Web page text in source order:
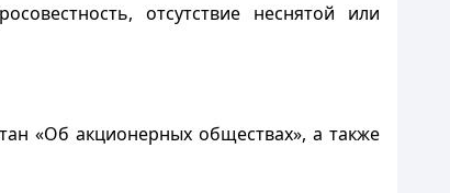
отсутствие неснятой или
«Об акционерных обществах», а также